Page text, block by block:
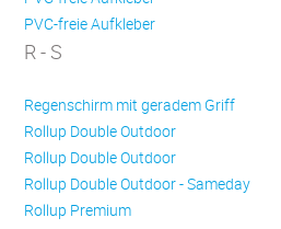
PVC-freie Aufkleber
R - S
Regenschirm mit geradem Griff
Rollup Double Outdoor
Rollup Double Outdoor
Rollup Double Outdoor - Sameday
Rollup Premium